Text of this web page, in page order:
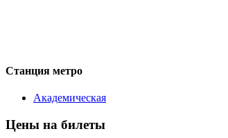
Станция метро
Академическая
Цены на билеты